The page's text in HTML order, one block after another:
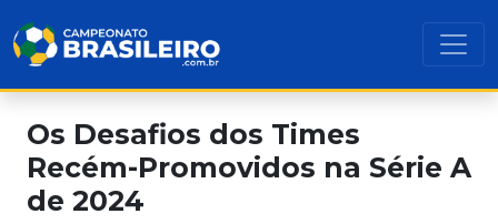
Os Desafios dos Times
Recém-Promovidos na Série A
de 2024